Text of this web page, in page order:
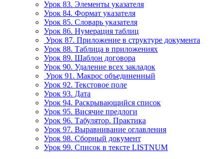
Урок 83. Элементы указателя
Урок 84. Формат указателя
Урок 85. Словарь указателя
Урок 86. Нумерация таблиц
Урок 87. Приложение в структуре документа
Урок 88. Таблица в приложениях
Урок 89. Шаблон договора
Урок 90. Удаление всех закладок
Урок 91. Макрос объединенный
Урок 92. Текстовое поле
Урок 93. Дата
Урок 94. Раскрывающийся список
Урок 95. Висячие предлоги
Урок 96. Табулятор. Практика
Урок 97. Выравнивание оглавления
Урок 98. Сборный документ
Урок 99. Список в тексте LISTNUM